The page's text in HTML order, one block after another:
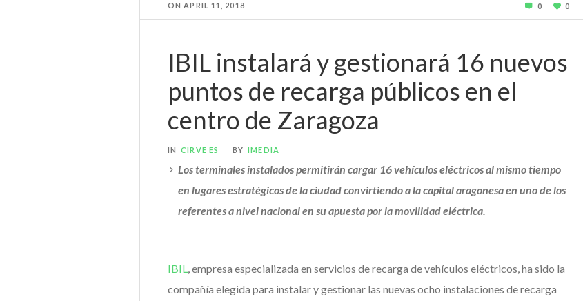
ONAPRIL 11 2018 0 0
IBIL instalará y gestionará 16 nuevos
puntos de recarga públicos en el
centro de Zaragoza
IN CIRVE ES BY IMEDIA
Los terminales instalados permitirán cargar 16 vehículos eléctricos al mismo tiempo
en lugares estratégicos de la ciudad convirtiendo a la capital aragonesa en uno de los
referentes a nivel nacional en su apuesta por la movilidad eléctrica.
IBIL, empresa especializada en servicios de recarga de vehículos eléctricos, ha sido la
compañía elegida para instalar y gestionar las nuevas ocho instalaciones de recarga